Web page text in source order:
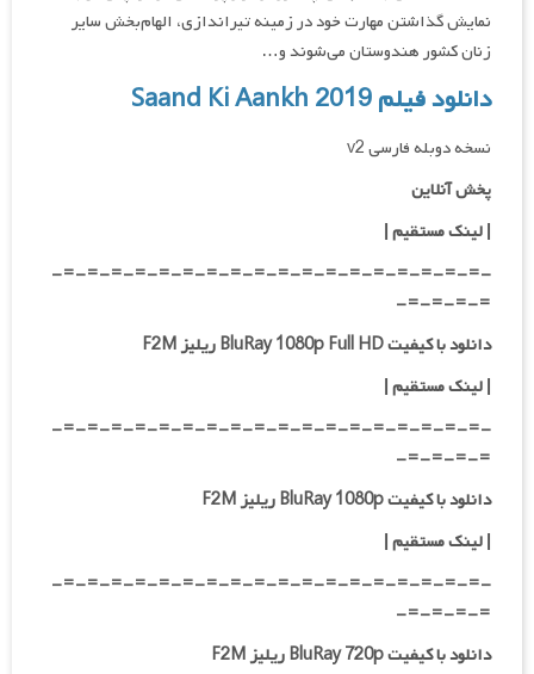
نمایش گذاشتن مهارت خود در زمینه تیراندازی، الهام‌بخش سایر
زنان کشور هندوستان می‌شوند و…
دانلود فیلم Saand Ki Aankh 2019
نسخه دوبله فارسی v2
پخش آنلاین
| لینک مستقیم|
-=-=-=-=-=-=-=-=-=-=-=-=-=-=-=-=-=-=-
=-=-=-=-
دانلود با کیفیت BluRay 1080p Full HD ریلیز F2M
|لینک مستقیم|
-=-=-=-=-=-=-=-=-=-=-=-=-=-=-=-=-=-=-
=-=-=-=-
دانلود با کیفیت BluRay 1080p ریلیز F2M
|لینک مستقیم|
-=-=-=-=-=-=-=-=-=-=-=-=-=-=-=-=-=-=-
=-=-=-=-
دانلود با کیفیت BluRay 720p ریلیز F2M